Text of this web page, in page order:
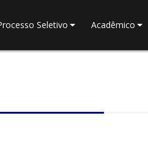
Seletivo Acadêmico